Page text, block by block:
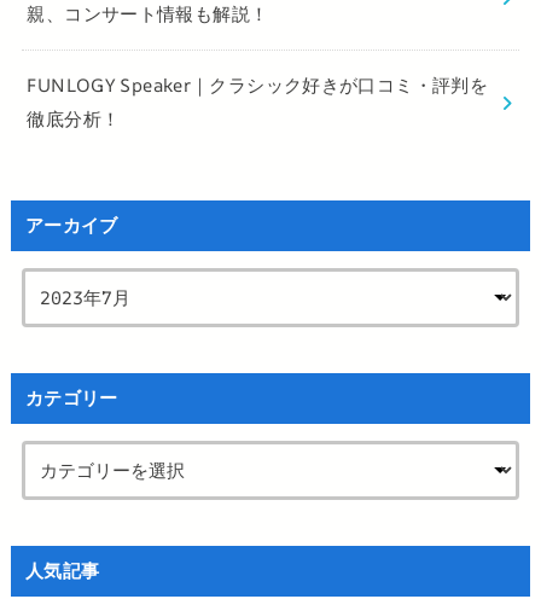
親、コンサート情報も解説！
FUNLOGY Speaker｜クラシック好きが口コミ・評判を
徹底分析！
アーカイブ
カテゴリー
人気記事